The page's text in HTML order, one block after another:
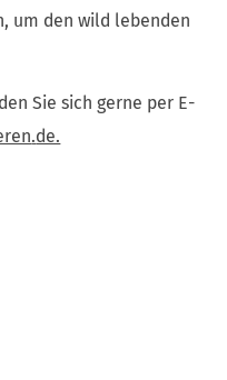
um den wild lebenden
Sie sich gerne per E-
de.